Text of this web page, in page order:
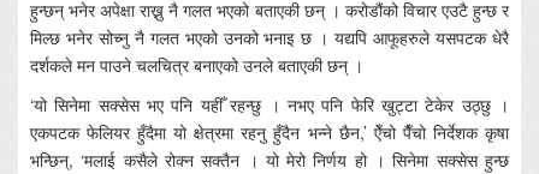
हुन्छन् भनेर अपेक्षा राख्नु नै गलत भएको बताएकी छन् । करोडौंको विचार एउटै हुन्छ र
मिल्छ भनेर सोच्नु नै गलत भएको उनको भनाइ छ । यद्यपि आफूहरुले यसपटक धेरै
दर्शकले मन पाउने चलचित्र बनाएको उनले बताएकी छन् ।
‘यो सिनेमा सक्सेस भए पनि यहीँ रहन्छु । नभए पनि फेरि खुट्टा टेकेर उठ्छु ।
एकपटक फेलियर हुँदैमा यो क्षेत्रमा रहनु हुँदैन भन्ने छैन,’ ऐँचो पैँचो निर्देशक कृषा
भन्छिन्, ‘मलाई कसैले रोक्न सक्तैन । यो मेरो निर्णय हो । सिनेमा सक्सेस हुन्छ